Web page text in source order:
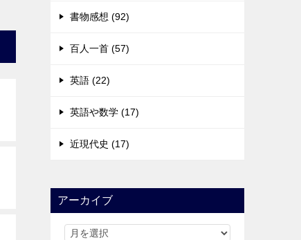
書物感想 (92)
百人一首 (57)
英語 (22)
英語や数学 (17)
近現代史 (17)
アーカイブ